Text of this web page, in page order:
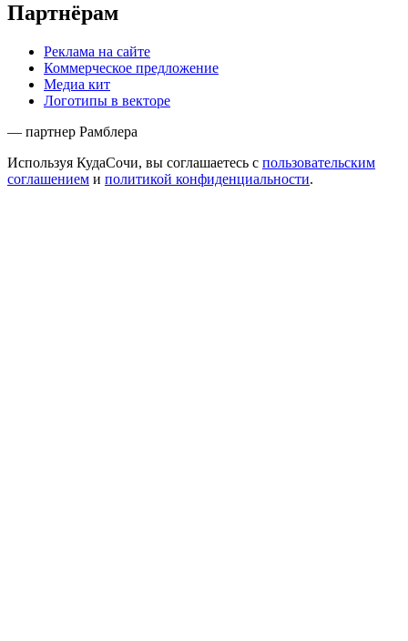
Партнёрам
Реклама на сайте
Коммерческое предложение
Медиа кит
Логотипы в векторе
— партнер Рамблера
Используя КудаСочи, вы соглашаетесь с пользовательским
соглашением и политикой конфиденциальности.